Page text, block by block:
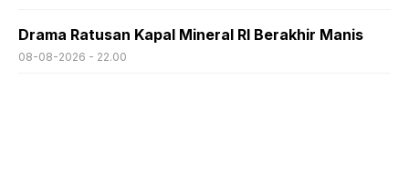
Drama Ratusan Kapal Mineral RI Berakhir Manis
08-08-2026 - 22.00